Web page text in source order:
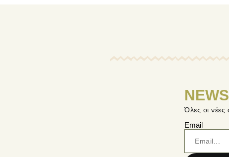
Όλες οι νέες
Email